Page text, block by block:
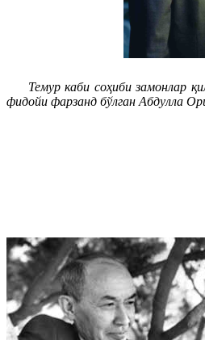
Темур каби соҳиби замонлар
фидойи фарзанд бўлган Абдулла